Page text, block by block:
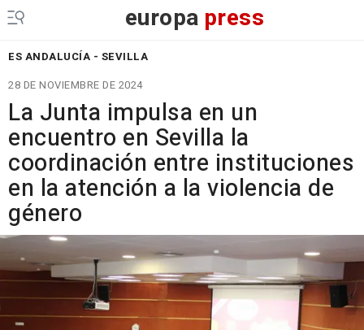
europa press
ES ANDALUCÍA - SEVILLA
28 DE NOVIEMBRE DE 2024
La Junta impulsa en un
encuentro en Sevilla la
coordinación entre instituciones
en la atención a la violencia de
género